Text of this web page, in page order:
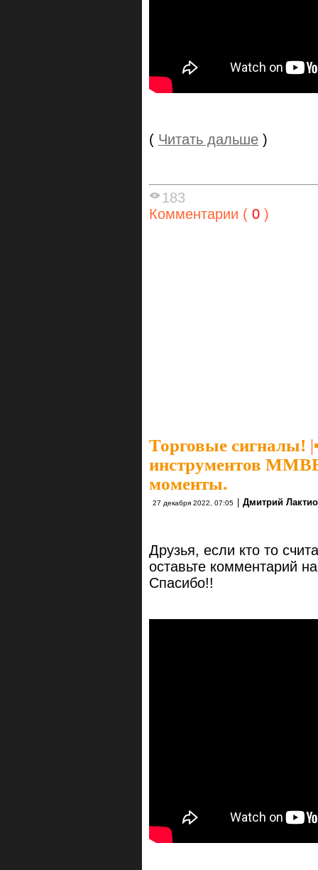
( Читать дальше )
183
Комментарии ( 0 )
Торговые сигналы! |
инструментов ММВБ
моменты.
27 декабря 2022, 07:05 Дмитрий
Друзья, если кто то
оставьте комментарий
Спасибо!!